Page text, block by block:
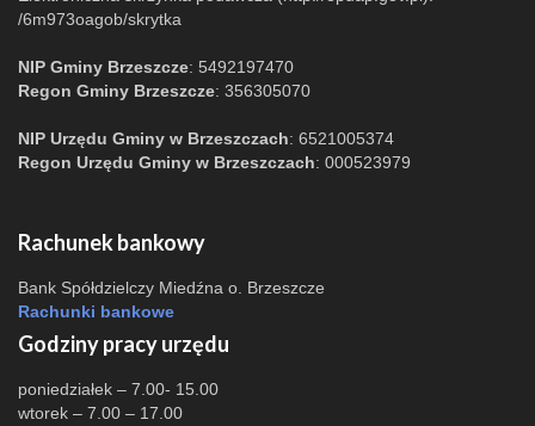
/6m973oagob/skrytka
NIP Gminy Brzeszcze: 5492197470
Regon Gminy Brzeszcze: 356305070
NIP Urzędu Gminy w Brzeszczach: 6521005374
Regon Urzędu Gminy w Brzeszczach: 000523979
Rachunek bankowy
Bank Spółdzielczy Miedźna o. Brzeszcze
Rachunki bankowe
Godziny pracy urzędu
poniedziałek – 7.00- 15.00
wtorek – 7.00 – 17.00